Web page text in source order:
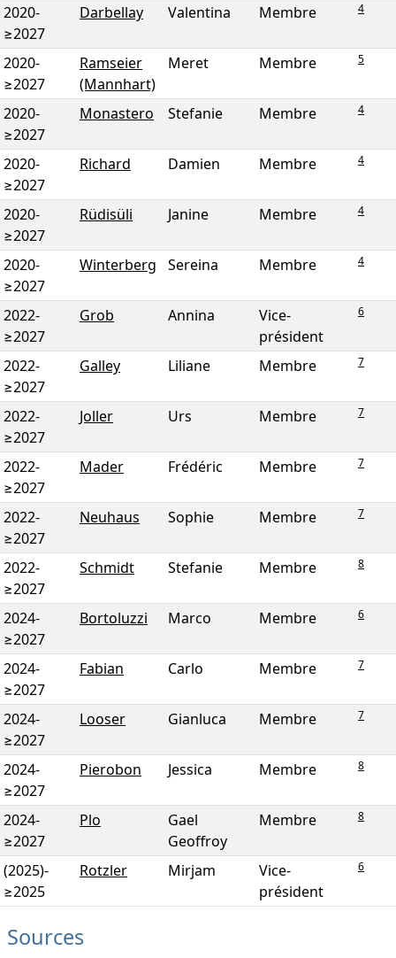
2020-
≥2027
Darbellay Valentina Membre 4
2020-
≥2027
Ramseier
(Mannhart)
Meret Membre 5
2020-
≥2027
Monastero Stefanie Membre 4
2020-
≥2027
Richard Damien Membre 4
2020-
≥2027
Rüdisüli Janine Membre 4
2020-
≥2027
Winterberg Sereina Membre 4
2022-
≥2027
Grob Annina
Vice-
président
6
2022-
≥2027
Galley Liliane Membre 7
2022-
≥2027
Joller Urs Membre 7
2022-
≥2027
Mader Frédéric Membre 7
2022-
≥2027
Neuhaus Sophie Membre 7
2022-
≥2027
Schmidt Stefanie Membre 8
2024-
≥2027
Bortoluzzi Marco Membre 6
2024-
≥2027
Fabian Carlo Membre 7
2024-
≥2027
Looser Gianluca Membre 7
2024-
≥2027
Pierobon Jessica Membre 8
2024-
≥2027
Plo
Gael
Geoffroy
Membre 8
(2025)-
≥2025
Rotzler Mirjam
Vice-
président
6
Sources